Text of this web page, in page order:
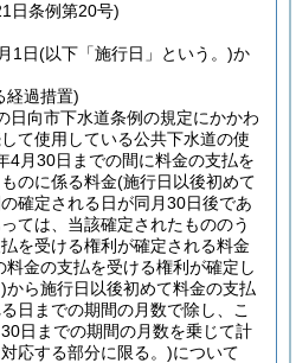
日条例第20号)
1日(以下「施行日」という。)か
経過措置)
日向市下水道条例の規定にかかわ
て使用している公共下水道の使
4月30日までの間に料金の支払を
のに係る料金(施行日以後初めて
確定される日が同月30日後であ
ては、当該確定されたもののう
を受ける権利が確定される料金
料金の支払を受ける権利が確定し
から施行日以後初めて料金の支払
日までの期間の月数で除し、こ
日までの期間の月数を乗じて計
応する部分に限る。)について